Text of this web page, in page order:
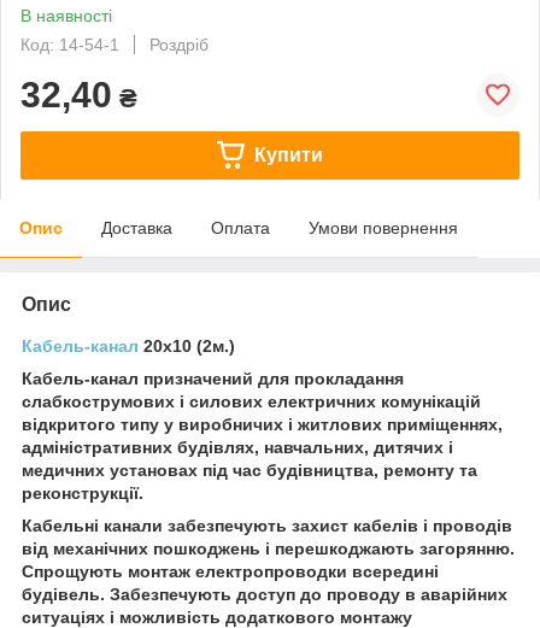
В наявності
Код: 14-54-1
Роздріб
32,40 ₴
Купити
Опис Доставка Оплата Умови повернення
Опис
Кабель-канал 20х10 (2м.)
Кабель-канал призначений для прокладання
слабкострумових і силових електричних комунікацій
відкритого типу у виробничих і житлових приміщеннях,
адміністративних будівлях, навчальних, дитячих і
медичних установах під час будівництва, ремонту та
реконструкції.
Кабельні канали забезпечують захист кабелів і проводів
від механічних пошкоджень і перешкоджають загорянню.
Спрощують монтаж електропроводки всередині
будівель. Забезпечують доступ до проводу в аварійних
ситуаціях і можливість додаткового монтажу